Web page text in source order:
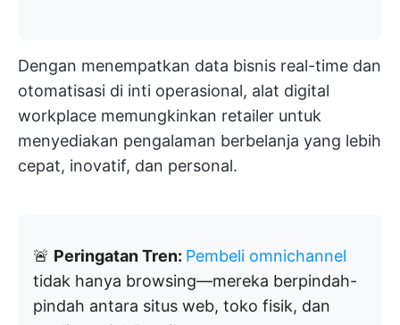
Dengan menempatkan data bisnis real-time dan
otomatisasi di inti operasional, alat digital
workplace memungkinkan retailer untuk
menyediakan pengalaman berbelanja yang lebih
cepat, inovatif, dan personal.
🚨 Peringatan Tren: Pembeli omnichannel
tidak hanya browsing—mereka berpindah-
pindah antara situs web, toko fisik, dan